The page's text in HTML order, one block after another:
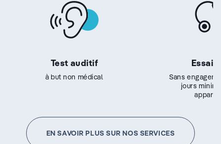
Test auditif
à but non médical
Essai
Sans
jours
EN SAVOIR PLUS SUR NOS SERVICES